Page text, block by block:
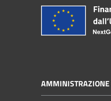
AMMINISTRAZIONE